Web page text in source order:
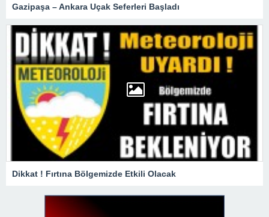
Gazipaşa – Ankara Uçak Seferleri Başladı
Dikkat ! Fırtına Bölgemizde Etkili Olacak